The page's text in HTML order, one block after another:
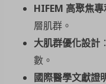
HIFEM 高聚焦專
層肌群。
大肌群優化設計
數。
國際醫學文獻證